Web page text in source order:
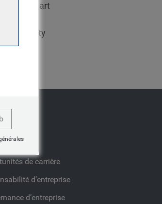
la plupart
City
de carrière
d’entreprise
d’entreprise